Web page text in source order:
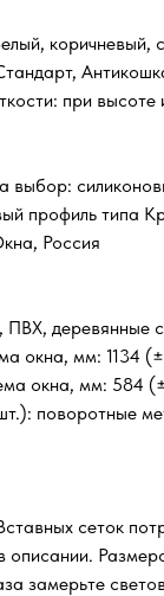
коричневый,
при
выбор:
профиль типа
Россия
ПВХ, деревянные
окна, мм: 1134
окна, мм: 584
поворотные
сеток
описании.
замерьте